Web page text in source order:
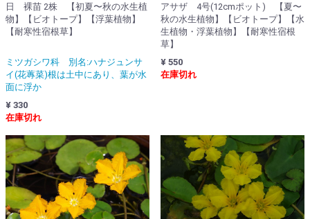
日 裸苗 2株 【初夏〜秋の水生植
物】【ビオトープ】【浮葉植物】
【耐寒性宿根草】
ミツガシワ科 別名:ハナジュンサ
イ(花蓴菜)根は土中にあり、葉が水
面に浮か
¥ 330
在庫切れ
アサザ 4号(12cmポット) 【夏〜
秋の水生植物】【ビオトープ】【水
生植物・浮葉植物】【耐寒性宿根
草】
¥ 550
在庫切れ